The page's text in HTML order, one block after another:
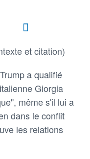
et citation)
a qualifié
Giorgia
même s'il lui a
dans le conflit
les relations